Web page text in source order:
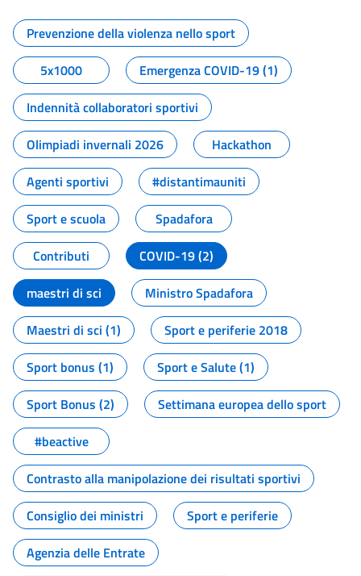
Tutti i contenuti della pagina
Prevenzione della violenza nello sport
5x1000
Emergenza COVID-19 (1)
Indennità collaboratori sportivi
Olimpiadi invernali 2026
Hackathon
Agenti sportivi
#distantimauniti
Sport e scuola
Spadafora
Contributi
COVID-19 (2)
maestri di sci
Ministro Spadafora
Maestri di sci (1)
Sport e periferie 2018
Sport bonus (1)
Sport e Salute (1)
Sport Bonus (2)
Settimana europea dello sport
#beactive
Contrasto alla manipolazione dei risultati sportivi
Consiglio dei ministri
Sport e periferie
Agenzia delle Entrate